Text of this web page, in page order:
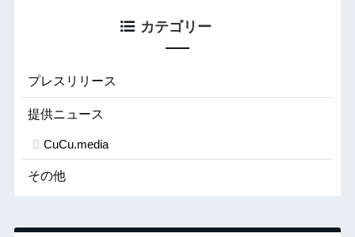
カテゴリー
プレスリリース
提供ニュース
CuCu.media
その他